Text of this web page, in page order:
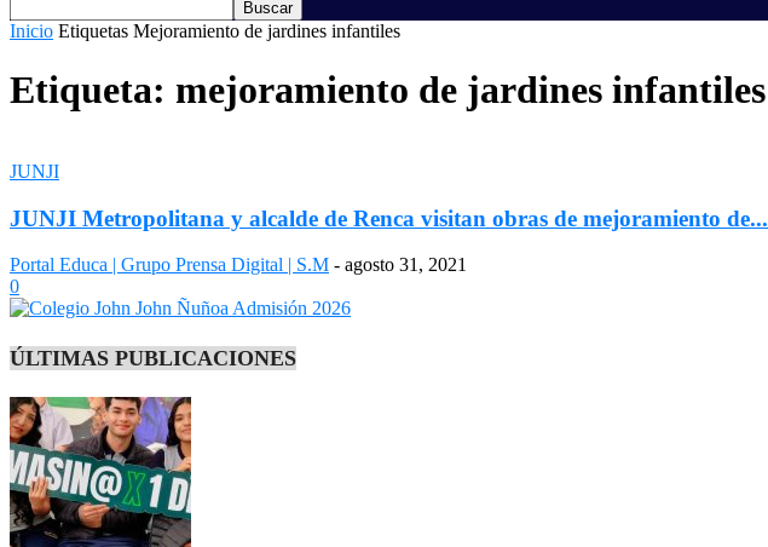
Inicio Etiquetas Mejoramiento de jardines infantiles
Etiqueta: mejoramiento de jardines infantiles
JUNJI
JUNJI Metropolitana y alcalde de Renca visitan obras de mejoramiento de...
Portal Educa | Grupo Prensa Digital | S.M - agosto 31, 2021
0
ÚLTIMAS PUBLICACIONES